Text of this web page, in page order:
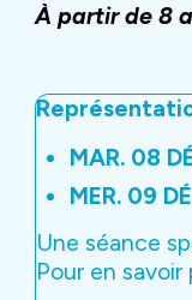
À partir de 8
MAR. 08
MER. 09
Une séance
Pour en